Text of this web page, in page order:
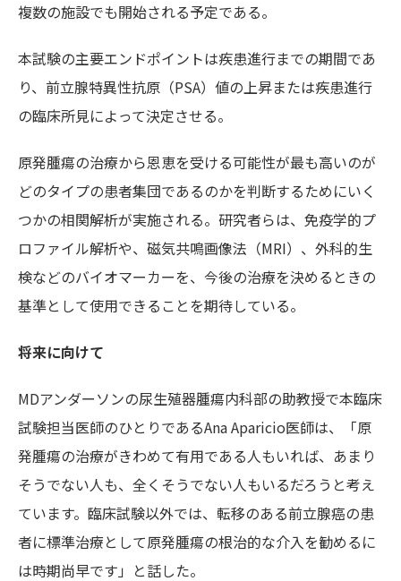
複数の施設でも開始される予定である。
本試験の主要エンドポイントは疾患進行までの期間であ
り、前立腺特異性抗原（PSA）値の上昇または疾患進行
の臨床所見によって決定させる。
原発腫瘍の治療から恩恵を受ける可能性が最も高いのが
どのタイプの患者集団であるのかを判断するためにいく
つかの相関解析が実施される。研究者らは、免疫学的プ
ロファイル解析や、磁気共鳴画像法（MRI）、外科的生
検などのバイオマーカーを、今後の治療を決めるときの
基準として使用できることを期待している。
将来に向けて
MDアンダーソンの尿生殖器腫瘍内科部の助教授で本臨床
試験担当医師のひとりであるAna Aparicio医師は、「原
発腫瘍の治療がきわめて有用である人もいれば、あまり
そうでない人も、全くそうでない人もいるだろうと考え
ています。臨床試験以外では、転移のある前立腺癌の患
者に標準治療として原発腫瘍の根治的な介入を勧めるに
は時期尚早です」と話した。